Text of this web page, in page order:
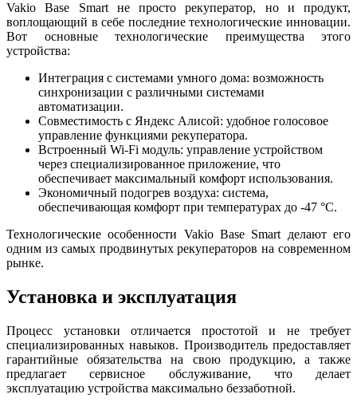
Vakio Base Smart не просто рекуператор, но и продукт,
воплощающий в себе последние технологические инновации.
Вот основные технологические преимущества этого
устройства:
Интеграция с системами умного дома: возможность
синхронизации с различными системами
автоматизации.
Совместимость с Яндекс Алисой: удобное голосовое
управление функциями рекуператора.
Встроенный Wi-Fi модуль: управление устройством
через специализированное приложение, что
обеспечивает максимальный комфорт использования.
Экономичный подогрев воздуха: система,
обеспечивающая комфорт при температурах до -47 °C.
Технологические особенности Vakio Base Smart делают его
одним из самых продвинутых рекуператоров на современном
рынке.
Установка и эксплуатация
Процесс установки отличается простотой и не требует
специализированных навыков. Производитель предоставляет
гарантийные обязательства на свою продукцию, а также
предлагает сервисное обслуживание, что делает
эксплуатацию устройства максимально беззаботной.